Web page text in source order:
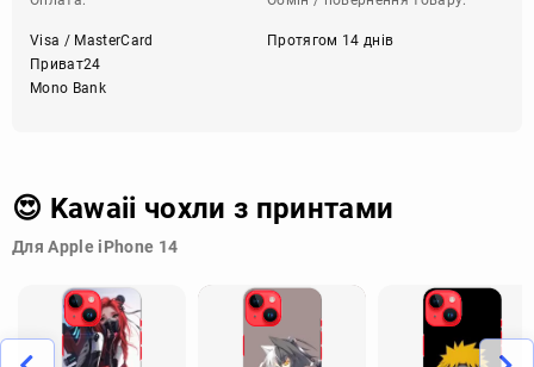
Visa / MasterCard
Приват24
Mono Bank
Протягом 14 днів
😍 Kawaii чохли з принтами
Для Apple iPhone 14